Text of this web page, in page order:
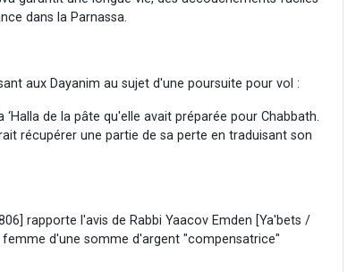
dans la Parnassa.
aux Dayanim au sujet d'une poursuite pour vol :
de la pâte qu'elle avait préparée pour Chabbath.
récupérer une partie de sa perte en traduisant son
rapporte l'avis de Rabbi Yaacov Emden [Ya'bets /
d'une somme d'argent "compensatrice"